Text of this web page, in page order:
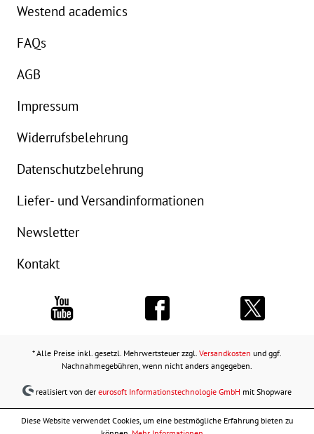
Westend academics
FAQs
AGB
Impressum
Widerrufsbelehrung
Datenschutzbelehrung
Liefer- und Versandinformationen
Newsletter
Kontakt
* Alle Preise inkl. gesetzl. Mehrwertsteuer zzgl. Versandkosten und ggf.
Nachnahmegebühren, wenn nicht anders angegeben.
realisiert von dereurosoft Informationstechnologie GmbH mit Shopware
Diese Website verwendet Cookies, um eine bestmögliche Erfahrung bieten zu